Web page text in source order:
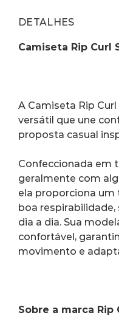
DETALHES
Camiseta Rip Curl
A Camiseta Rip
versátil que une
proposta casual
Confeccionada em
geralmente com
ela proporciona um
boa respirabilidade,
dia a dia. Sua
confortável,
movimento e
Sobre a marca Rip